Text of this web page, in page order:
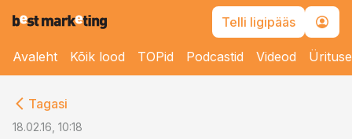
Telli ligipääs
Avaleht Kõik lood TOPid Podcastid Videod
Tagasi
18.02.16, 10:18